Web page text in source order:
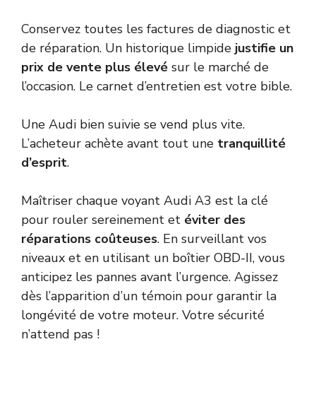
Conservez toutes les factures de diagnostic et
de réparation. Un historique limpide justifie un
prix de vente plus élevé sur le marché de
l’occasion. Le carnet d’entretien est votre bible.
Une Audi bien suivie se vend plus vite.
L’acheteur achète avant tout une tranquillité
d’esprit.
Maîtriser chaque voyant Audi A3 est la clé
pour rouler sereinement et éviter des
réparations coûteuses. En surveillant vos
niveaux et en utilisant un boîtier OBD-II, vous
anticipez les pannes avant l’urgence. Agissez
dès l’apparition d’un témoin pour garantir la
longévité de votre moteur. Votre sécurité
n’attend pas !